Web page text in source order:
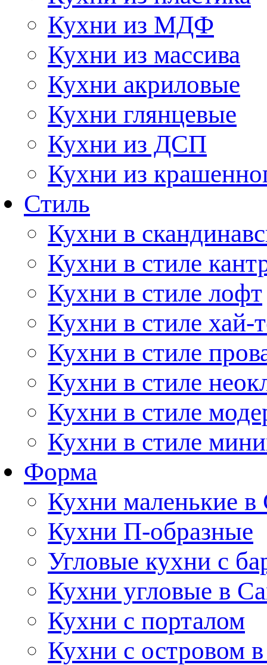
Кухни из МДФ
Кухни из массива
Кухни акриловые
Кухни глянцевые
Кухни из ДСП
Кухни из
Стиль
Кухни в
Кухни в стиле
Кухни в стиле лофт
Кухни в стиле хай-
Кухни в стиле
Кухни в стиле
Кухни в стиле
Кухни в стиле
Форма
Кухни маленькие в
Кухни П-образные
Угловые кухни с
Кухни угловые в
Кухни с порталом
Кухни с островом